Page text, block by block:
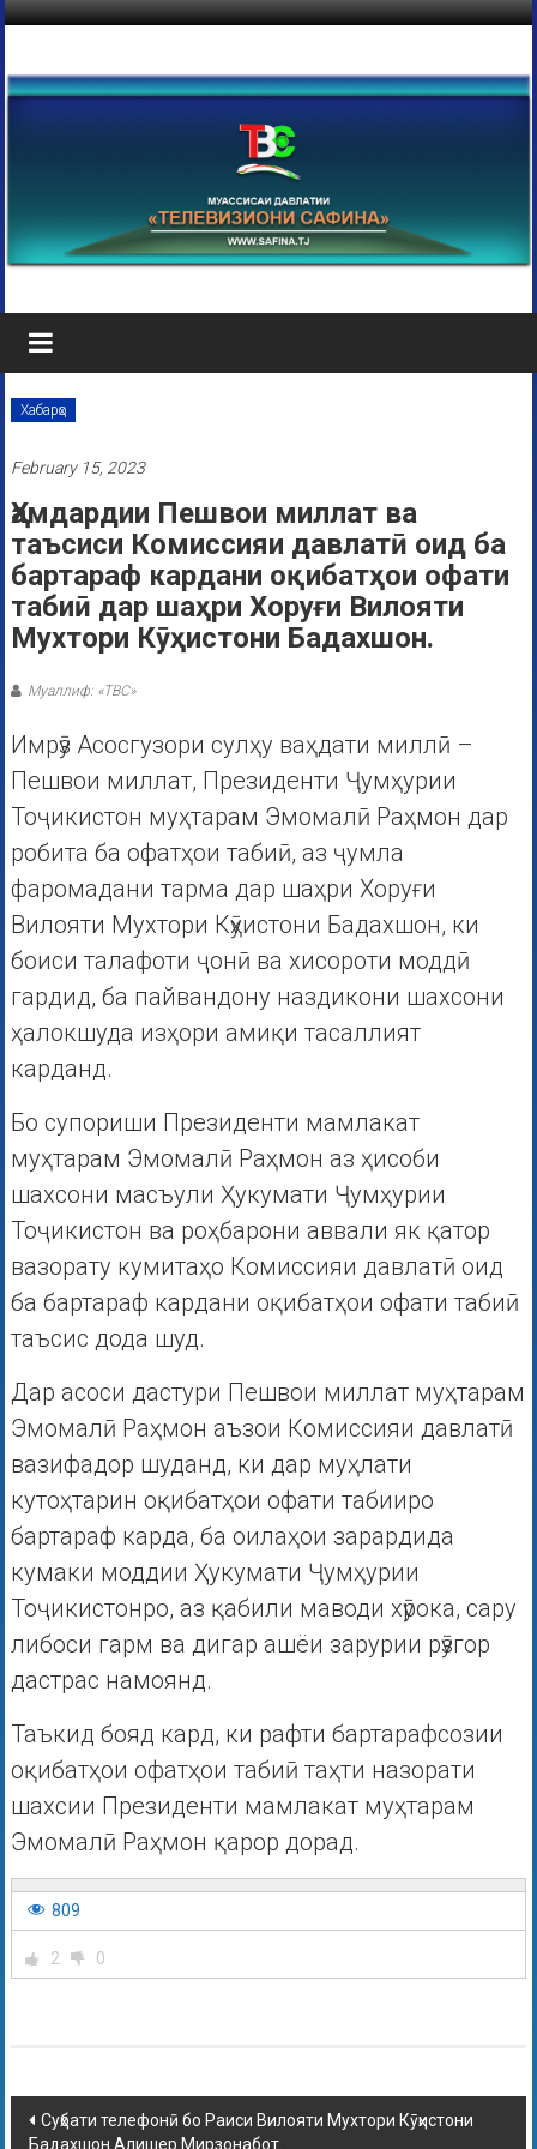
Хабарҳо
February 15, 2023
Ҳамдардии Пешвои миллат ва
таъсиси Комиссияи давлатӣ оид ба
бартараф кардани оқибатҳои офати
табиӣ дар шаҳри Хоруғи Вилояти
Мухтори Кӯҳистони Бадахшон.
Муаллиф: «ТВС»
Имрӯз Асосгузори сулҳу ваҳдати миллӣ –
Пешвои миллат, Президенти Ҷумҳурии
Тоҷикистон муҳтарам Эмомалӣ Раҳмон дар
робита ба офатҳои табиӣ, аз ҷумла
фаромадани тарма дар шаҳри Хоруғи
Вилояти Мухтори Кӯҳистони Бадахшон, ки
боиси талафоти ҷонӣ ва хисороти моддӣ
гардид, ба пайвандону наздикони шахсони
ҳалокшуда изҳори амиқи тасаллият
карданд.
Бо супориши Президенти мамлакат
муҳтарам Эмомалӣ Раҳмон аз ҳисоби
шахсони масъули Ҳукумати Ҷумҳурии
Тоҷикистон ва роҳбарони аввали як қатор
вазорату кумитаҳо Комиссияи давлатӣ оид
ба бартараф кардани оқибатҳои офати табиӣ
таъсис дода шуд.
Дар асоси дастури Пешвои миллат муҳтарам
Эмомалӣ Раҳмон аъзои Комиссияи давлатӣ
вазифадор шуданд, ки дар муҳлати
кутоҳтарин оқибатҳои офати табииро
бартараф карда, ба оилаҳои зарардида
кумаки моддии Ҳукумати Ҷумҳурии
Тоҷикистонро, аз қабили маводи хӯрока, сару
либоси гарм ва дигар ашёи зарурии рӯзгор
дастрас намоянд.
Таъкид бояд кард, ки рафти бартарафсозии
оқибатҳои офатҳои табиӣ таҳти назорати
шахсии Президенти мамлакат муҳтарам
Эмомалӣ Раҳмон қарор дорад.
809
2 0
Суҳбати телефонӣ бо Раиси Вилояти Мухтори Кӯҳистони
Бадахшон Алишер Мирзонабот.